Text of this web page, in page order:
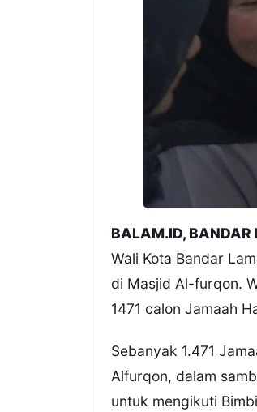
BALAM.ID,
Wali Kota Bandar
di Masjid Al-furqon.
1471 calon Jamaah
Sebanyak 1.471
Alfurqon, dalam
untuk mengikuti